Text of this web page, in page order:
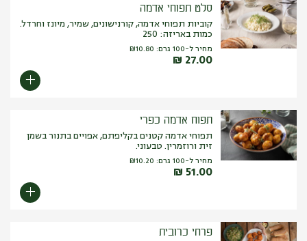
סלט תפוחי אדמה
קוביות תפוחי אדמה, קורנישונים, שמיר, מיונז וחרדל.
כמות באריזה: 250
מחיר ל-100 גרם: ₪10.80
₪ 27.00
תפוח אדמה כפרי
תפוחי אדמה קטנים בקליפתם, אפויים בתנור בשמן
זית ורוזמרין. טבעוני.
מחיר ל-100 גרם: ₪10.20
₪ 51.00
פרחי כרובית